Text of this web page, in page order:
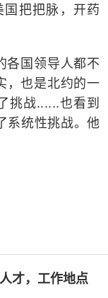
把把脉，开药
各国领导人都不
，也是北约的一
挑战......也看到
系统性挑战。他
才，工作地点